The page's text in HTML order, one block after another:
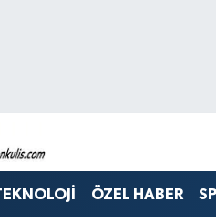
ÖZEL HABER